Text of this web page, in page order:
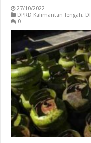
27/10/2022
DPRD Kalimantan Tengah,
0